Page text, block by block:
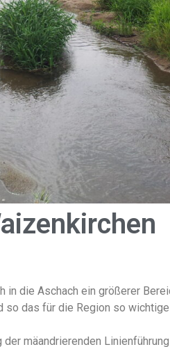
die Aschach ein größerer
das für die Region so
mäandrierenden